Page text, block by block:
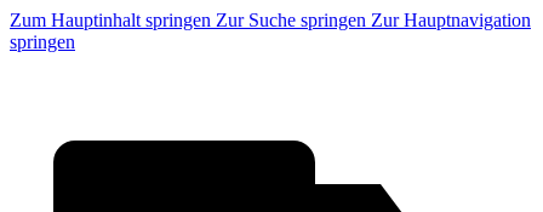
Zum Hauptinhalt springen Zur Suche springen Zur Hauptnavigation
springen